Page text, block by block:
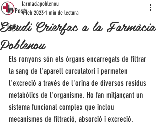
All Posts
Estiu
Estudi Crierfac a la Farmàcia
Poblenou
farmaciapoblenou
4 feb 2023 1 min de lectura
Els ronyons són els òrgans encarregats de filtrar
la sang de l'aparell curculatori i permeten
l'excreció a través de l'orina de diversos residus
metabòlics de l'organisme. Ho fan mitjançant un
sistema funcional complex que inclou
mecanismes de filtració, absorció i excreció.